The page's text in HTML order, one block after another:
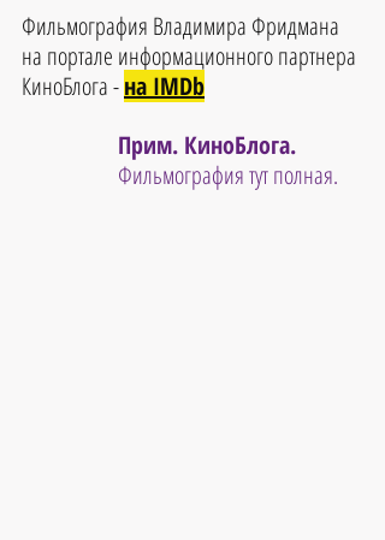
Фильмография Владимира Фридмана
на портале информационного партнера
КиноБлога - на IMDb
Прим. КиноБлога.
Фильмография тут полная.